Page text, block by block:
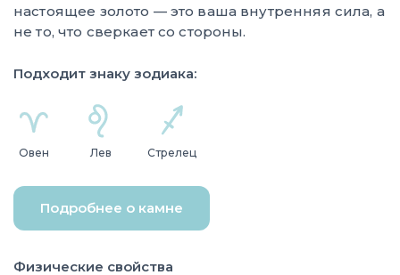
настоящее золото — это ваша внутренняя сила, а
не то, что сверкает со стороны.
Подходит знаку зодиака:
Овен Лев Стрелец
Подробнее о камне
Физические свойства